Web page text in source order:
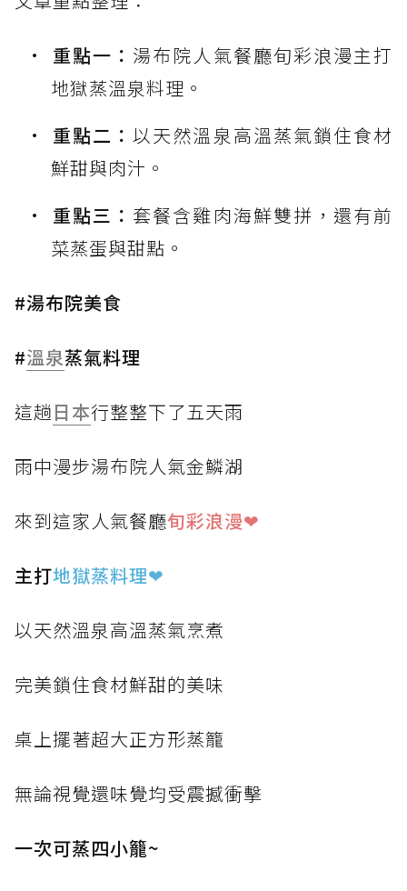
重點一： 湯布院人氣餐廳旬彩浪漫主打
地獄蒸溫泉料理。
重點二：以天然溫泉高溫蒸氣鎖住食材
鮮甜與肉汁。
重點三： 套餐含雞肉海鮮雙拼，還有前
菜蒸蛋與甜點。
#湯布院美食
#溫泉蒸氣料理
這趟日本行整整下了五天雨
雨中漫步湯布院人氣金鱗湖
來到這家人氣餐廳旬彩浪漫❤
主打地獄蒸料理❤
以天然溫泉高溫蒸氣烹煮
完美鎖住食材鮮甜的美味
桌上擺著超大正方形蒸籠
無論視覺還味覺均受震撼衝擊
一次可蒸四小籠~